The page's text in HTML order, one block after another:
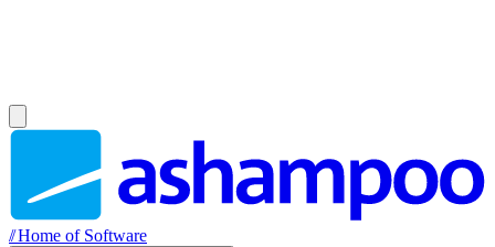
//Home of Software